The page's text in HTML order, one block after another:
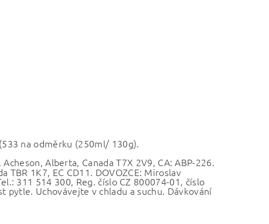
na odměrku (250ml/ 130g).
Alberta, Canada T7X 2V9, CA: ABP-226.
1K7, EC CD11. DOVOZCE: Miroslav
311 514 300, Reg. číslo CZ 800074-01, číslo
Uchovávejte v chladu a suchu. Dávkování